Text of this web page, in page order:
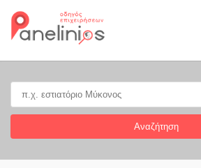
Αναζήτηση